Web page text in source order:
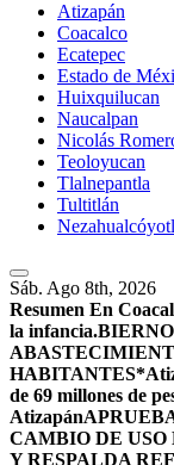
Atizapán
Coacalco
Ecatepec
Estado de
Huixquilucan
Naucalpan
Nicolás
Teoloyucan
Tlalnepantla
Tultitlán
Nezahualcóyotl
Sáb. Ago 8th, 2026
Resumen En
la infancia.
HABITANTES*
de 69 millones de
Atizapán
CAMBIO DE USO
Y RESPALDA